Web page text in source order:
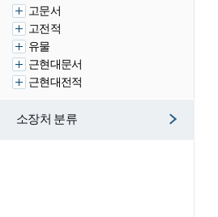
고문서
고전적
유물
근현대문서
근현대전적
소장처 분류